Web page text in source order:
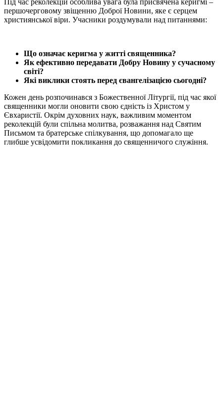
Під час реколекцій особлива увага була присвячена керигмі –
першочерговому звіщенню Доброї Новини, яке є серцем
християнської віри. Учасники роздумували над питаннями:
Що означає керигма у житті священника?
Як ефективно передавати Добру Новину у сучасному
світі?
Які виклики стоять перед євангелізацією сьогодні?
Кожен день розпочинався з Божественної Літургії, під час якої
священники могли оновити свою єдність із Христом у
Євхаристії. Окрім духовних наук, важливим моментом
реколекцій були спільна молитва, розважання над Святим
Письмом та братерське спілкування, що допомагало ще
глибше усвідомити покликання до священничого служіння.